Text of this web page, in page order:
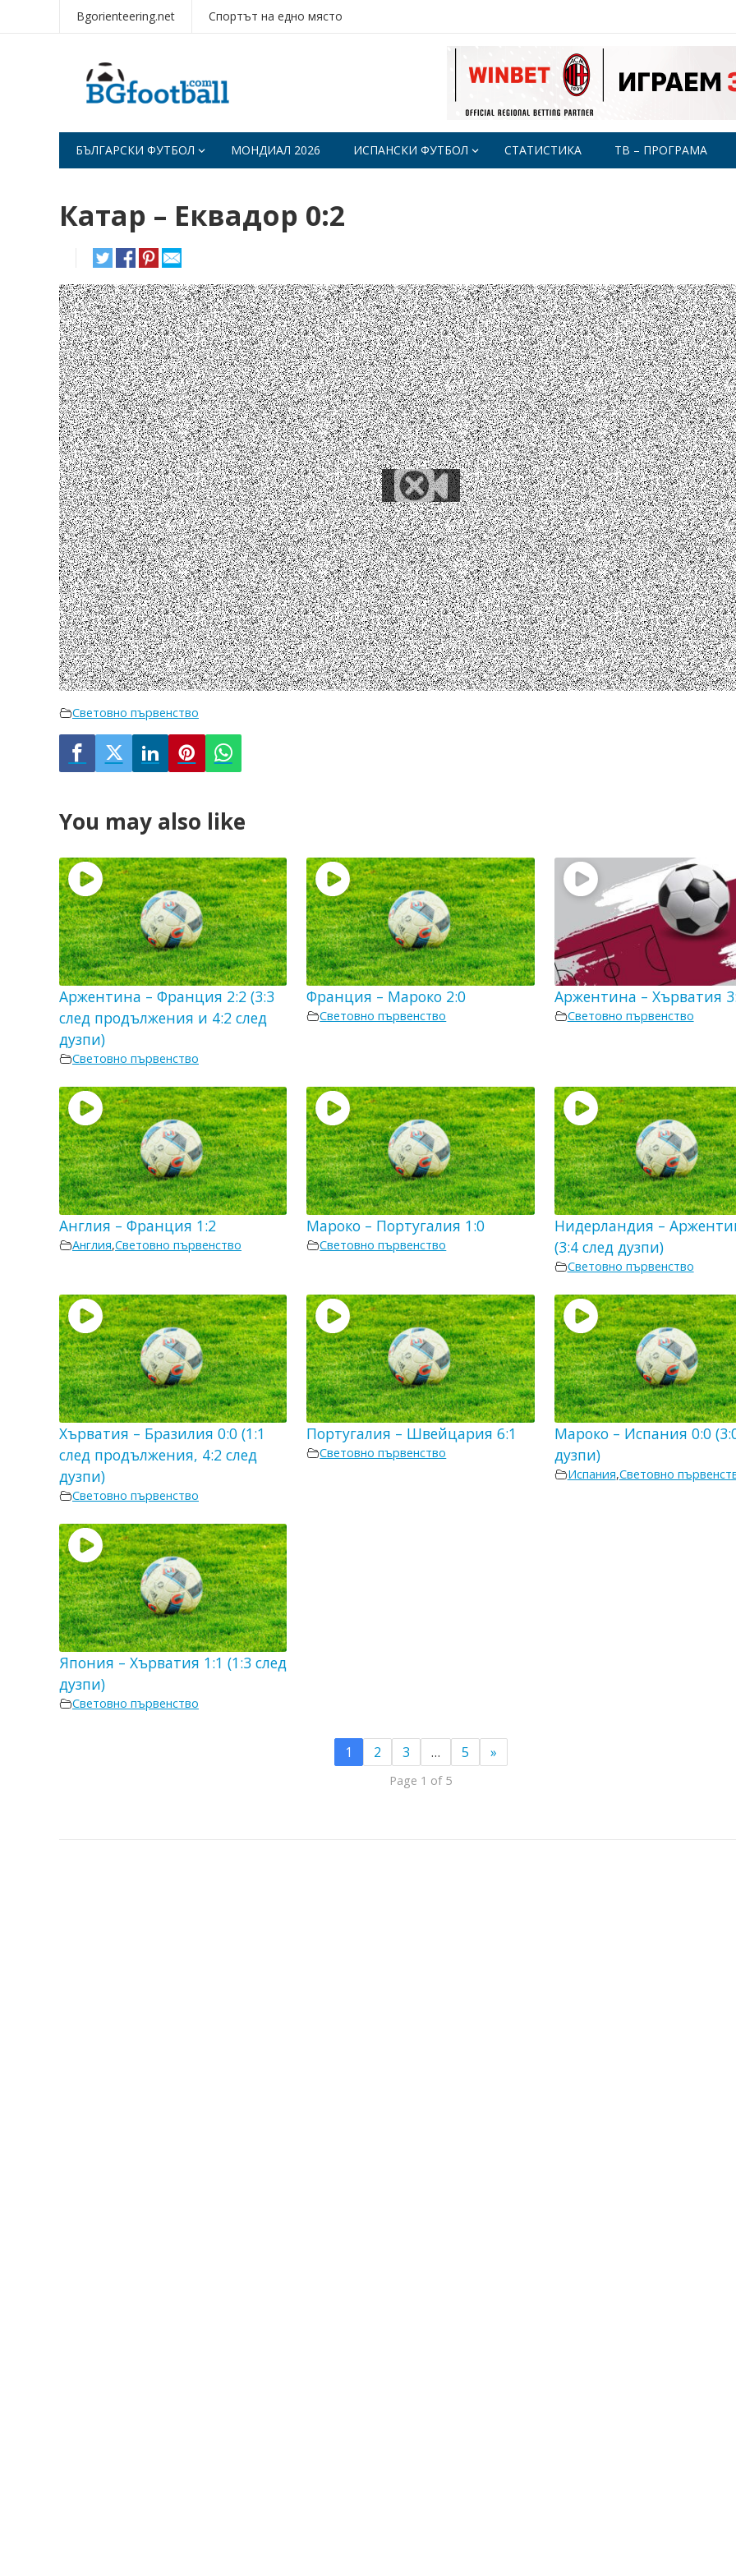
Bgorienteering.net Спортът на едно място
БЪЛГАРСКИ ФУТБОЛ МОНДИАЛ 2026 ИСПАНСКИ ФУТБОЛ СТАТИСТИКА ТВ – ПРОГРАМА
Катар – Еквадор 0:2
Световно първенство
You may also like
Аржентина – Франция 2:2 (3:3
след продължения и 4:2 след
дузпи)
Световно първенство
Франция – Мароко 2:0
Световно първенство
Аржентина – Хърватия
Световно първенство
Англия – Франция 1:2
Англия,Световно първенство
Мароко – Португалия 1:0
Световно първенство
Нидерландия –
(3:4 след дузпи)
Световно първенство
Хърватия – Бразилия 0:0 (1:1
след продължения, 4:2 след
дузпи)
Световно първенство
Португалия – Швейцария 6:1
Световно първенство
Мароко – Испания 0:0
дузпи)
Испания,Световно
Япония – Хърватия 1:1 (1:3 след
дузпи)
Световно първенство
1 2 3 … 5 »
Page 1 of 5